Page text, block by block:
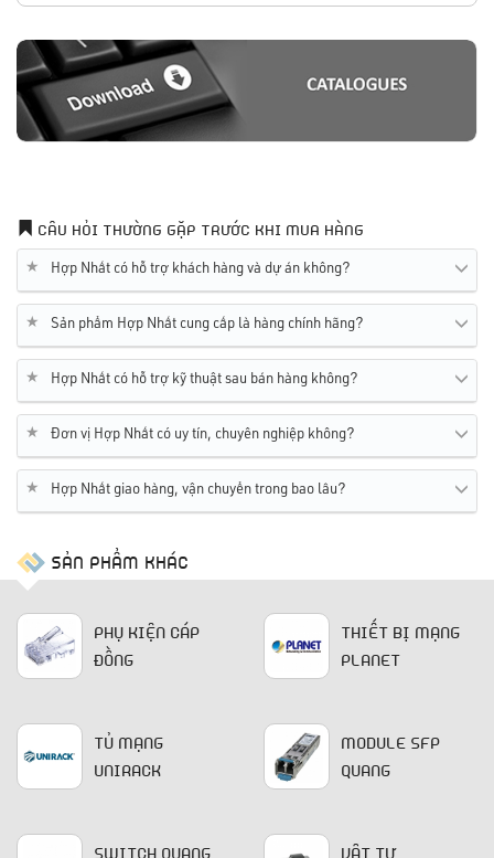
CÂU HỎI THƯỜNG GẶP TRƯỚC KHI MUA HÀNG
★ Hợp Nhất có hỗ trợ khách hàng và dự án không?
★ Sản phẩm Hợp Nhất cung cấp là hàng chính hãng?
★ Hợp Nhất có hỗ trợ kỹ thuật sau bán hàng không?
★ Đơn vị Hợp Nhất có uy tín, chuyên nghiệp không?
★ Hợp Nhất giao hàng, vận chuyển trong bao lâu?
SẢN PHẨM KHÁC
PHỤ KIỆN CÁP
ĐỒNG
THIẾT BỊ MẠNG
PLANET
TỦ MẠNG
UNIRACK
MODULE SFP
QUANG
SWITCH QUANG
VẬT TƯ